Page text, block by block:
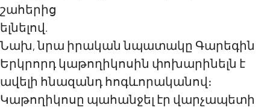
շահերից
ելնելով.
Նախ, նրա իրական նպատակը Գարեգին
Երկրորդ կաթողիկոսին փոխարինելն է
ավելի հնազանդ հոգևորականով։
Կաթողիկոսը պահանջել էր վարչապետի